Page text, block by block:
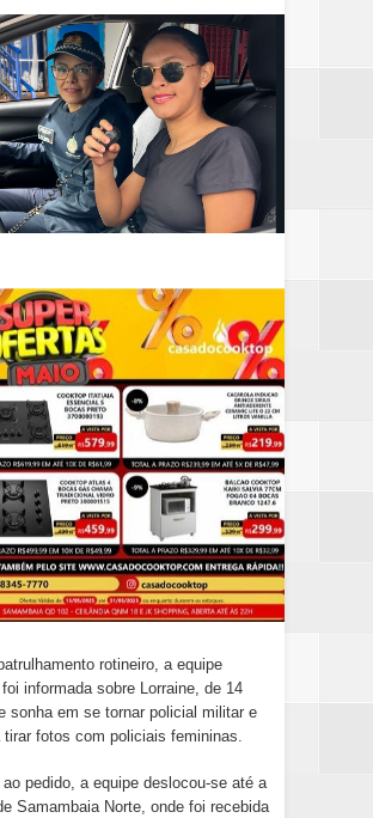
rotineiro, a equipe
informada sobre Lorraine, de 14
sonha em se tornar policial militar e
tirar fotos com policiais femininas.
pedido, a equipe deslocou-se até a
Samambaia Norte, onde foi recebida